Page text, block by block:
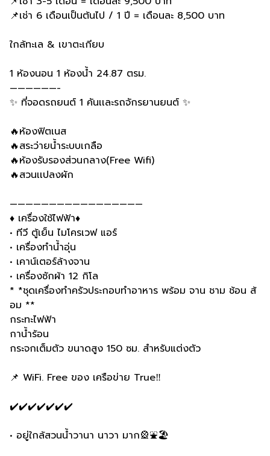
📌เช่า 6 เดือนเป็นต้นไป / 1 ปี = เดือนละ 8,500 บาท
ใกล้ทะเล & เขาตะเกียบ
1 ห้องนอน 1 ห้องน้ำ 24.87 ตรม.
——————-
✨ ที่จอดรถยนต์ 1 คันเเละรถจักรยานยนต์ ✨
🔥ห้องฟิตเนส
🔥สระว่ายน้ำระบบเกลือ
🔥ห้องรับรองส่วนกลาง(Free Wifi)
🔥สวนเเปลงผัก
—————————————————
♦️ เครื่องใช้ไฟฟ้า♦️
• ทีวี ตู้เย็น ไมโครเวฟ แอร์
• เครื่องทำน้ำอุ่น
• เคาน์เตอร์ล้างจาน
• เครื่องซักผ้า 12 กิโล
* *ชุดเครื่องทำครัวประกอบทำอาหาร พร้อม จาน ชาม ช้อน ส้
อม **
กระทะไฟฟ้า
กาน้ำร้อน
กระจกเต็มตัว ขนาดสูง 150 ซม. สำหรับแต่งตัว
📌 WiFi. Free ของ เครือข่าย True‼️
✔️✔️✔️✔️✔️✔️✔️
• อยู่ใกล้สวนน้ำวานา นาวา มาก🎡⛲️🏖️